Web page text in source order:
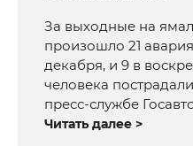
За выходные на
произошло 21
декабря, и 9 в
человека
пресс-службе
Читать далее >